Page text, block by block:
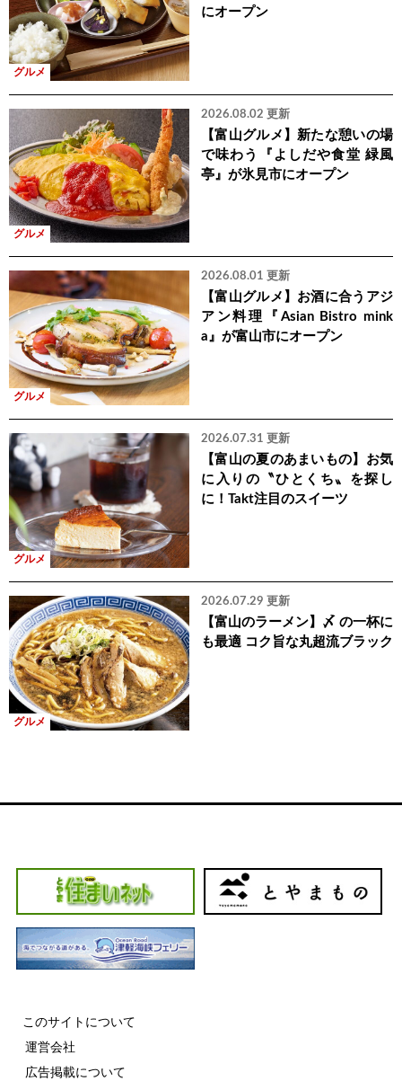
グルメ
にオープン
グルメ
2026.08.02 更新
【富山グルメ】新たな憩いの場
で味わう『よしだや食堂 緑風
亭』が氷見市にオープン
グルメ
2026.08.01 更新
【富山グルメ】お酒に合うアジ
アン料理『Asian Bistro mink
a』が富山市にオープン
グルメ
2026.07.31 更新
【富山の夏のあまいもの】お気
に入りの〝ひとくち〟を探し
に！Takt注目のスイーツ
グルメ
2026.07.29 更新
【富山のラーメン】〆 の一杯に
も最適 コク旨な丸超流ブラック
このサイトについて
運営会社
広告掲載について